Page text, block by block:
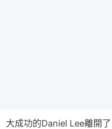
大成功的Daniel Lee離開